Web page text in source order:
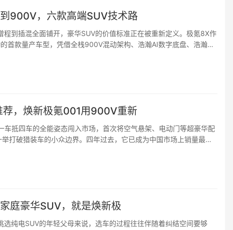
900V，六款高端SUV技术路
程到插混全面铺开，豪华SUV的价值标准正在被重新定义。极氪8X作
首款量产车型，凭借全栈900V混动架构、浩瀚AI数字底盘、浩瀚安
，焕新极氪001用900V重新
车抵四车的全能姿态闯入市场，首次将空气悬架、电动门等超豪华配
打破猎装车的小众边界。四年过去，它已成为中国市场上销量最高
庭豪华SUV，就是焕新极
选纯电SUV的年轻父母来说，选车的过程往往伴随着纠结空间要够